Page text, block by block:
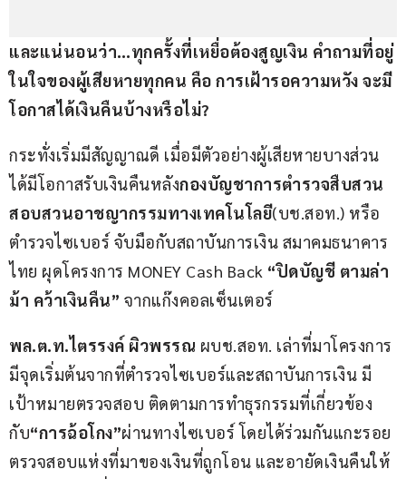
และแน่นอนว่า…ทุกครั้งที่เหยื่อต้องสูญเงิน คำถามที่อยู่
ในใจของผู้เสียหายทุกคน คือ การเฝ้ารอความหวัง จะมี
โอกาสได้เงินคืนบ้างหรือไม่?
กระทั่งเริ่มมีสัญญาณดี เมื่อมีตัวอย่างผู้เสียหายบางส่วน
ได้มีโอกาสรับเงินคืนหลังกองบัญชาการตำรวจสืบสวน
สอบสวนอาชญากรรมทางเทคโนโลยี(บช.สอท.) หรือ
ตำรวจไซเบอร์ จับมือกับสถาบันการเงิน สมาคมธนาคาร
ไทย ผุดโครงการ MONEY Cash Back “ปิดบัญชี ตามล่า
ม้า คว้าเงินคืน” จากแก๊งคอลเซ็นเตอร์
พล.ต.ท.ไตรรงค์ ผิวพรรณ ผบช.สอท. เล่าที่มาโครงการ
มีจุดเริ่มต้นจากที่ตำรวจไซเบอร์และสถาบันการเงิน มี
เป้าหมายตรวจสอบ ติดตามการทำธุรกรรมที่เกี่ยวข้อง
กับ“การฉ้อโกง”ผ่านทางไซเบอร์ โดยได้ร่วมกันแกะรอย
ตรวจสอบแห่งที่มาของเงินที่ถูกโอน และอายัดเงินคืนให้